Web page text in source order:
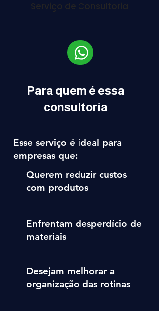
Serviço de Consultoria
Para quem é essa
consultoria
Esse serviço é ideal para
empresas que:
Querem reduzir custos
com produtos
Enfrentam desperdício de
materiais
Desejam melhorar a
organização das rotinas